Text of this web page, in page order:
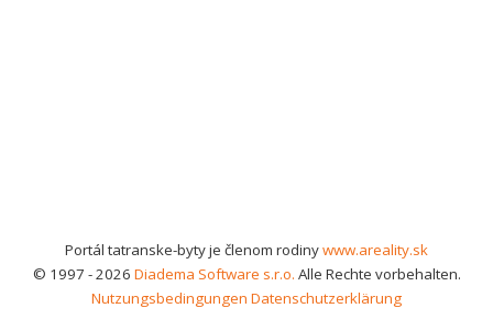
Portál tatranske-byty je členom rodinywww.areality.sk
© 1997 - 2026 Diadema Software s.r.o. Alle Rechte vorbehalten.
Nutzungsbedingungen Datenschutzerklärung